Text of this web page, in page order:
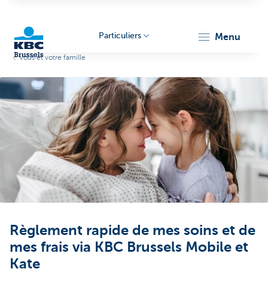
Brussels
Particuliers menu
Vous et votre famille
Règlement rapide de mes soins et de
mes frais via KBC Brussels Mobile et
Kate